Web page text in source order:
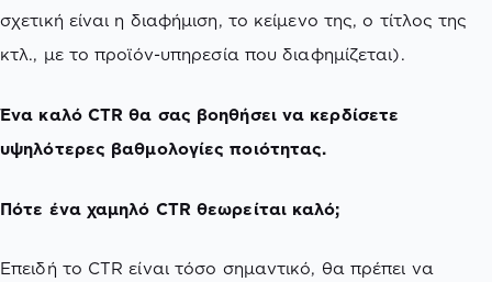
σχετική είναι η διαφήμιση, το κείμενο της, ο τίτλος της
κτλ., με το προϊόν-υπηρεσία που διαφημίζεται).
Ένα καλό CTR θα σας βοηθήσει να κερδίσετε
υψηλότερες βαθμολογίες ποιότητας.
Πότε ένα χαμηλό CTR θεωρείται καλό;
Επειδή το CTR είναι τόσο σημαντικό, θα πρέπει να